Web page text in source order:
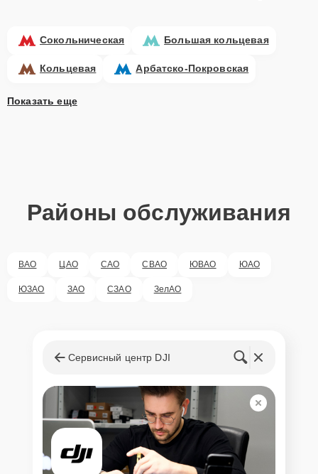
Сокольническая Большая кольцевая
Кольцевая Арбатско-Покровская
Показать еще
Районы обслуживания
ВАО ЦАО САО СВАО ЮВАО ЮАО
ЮЗАО ЗАО СЗАО ЗелАО
Сервисный центр DJI